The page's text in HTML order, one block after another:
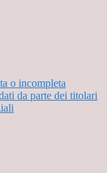
o incompleta
da parte dei titolari